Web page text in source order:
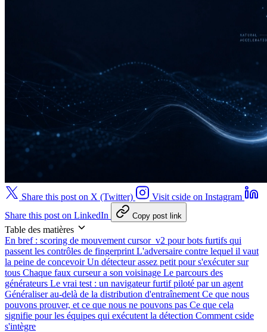
Share this post on X (Twitter)
Visit cside on Instagram
Share this post on LinkedIn
Copy post link
Table des matières
En bref : scoring de mouvement cursor_v2 pour bots furtifs qui
passent les contrôles de fingerprint L'adversaire contre lequel il vaut
la peine de concevoirUn détecteur assez petit pour s'exécuter sur
tous Chaque faux curseur a son voisinage Le parcours des
générateurs Le vrai test : un navigateur furtif piloté par un agent
Généraliser au-delà de la distribution d'entraînement Ce que nous
pouvons prouver, et ce que nous ne pouvons pas Ce que cela
signifie pour les équipes qui exécutent la détection Comment cside
s'intègre